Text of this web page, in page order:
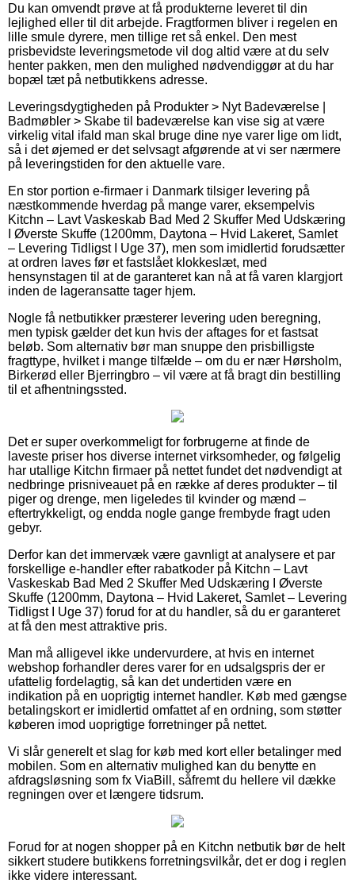
Du kan omvendt prøve at få produkterne leveret til din
lejlighed eller til dit arbejde. Fragtformen bliver i regelen en
lille smule dyrere, men tillige ret så enkel. Den mest
prisbevidste leveringsmetode vil dog altid være at du selv
henter pakken, men den mulighed nødvendiggør at du har
bopæl tæt på netbutikkens adresse.
Leveringsdygtigheden på Produkter > Nyt Badeværelse |
Badmøbler > Skabe til badeværelse kan vise sig at være
virkelig vital ifald man skal bruge dine nye varer lige om lidt,
så i det øjemed er det selvsagt afgørende at vi ser nærmere
på leveringstiden for den aktuelle vare.
En stor portion e-firmaer i Danmark tilsiger levering på
næstkommende hverdag på mange varer, eksempelvis
Kitchn – Lavt Vaskeskab Bad Med 2 Skuffer Med Udskæring
I Øverste Skuffe (1200mm, Daytona – Hvid Lakeret, Samlet
– Levering Tidligst I Uge 37), men som imidlertid forudsætter
at ordren laves før et fastslået klokkeslæt, med
hensynstagen til at de garanteret kan nå at få varen klargjort
inden de lageransatte tager hjem.
Nogle få netbutikker præsterer levering uden beregning,
men typisk gælder det kun hvis der aftages for et fastsat
beløb. Som alternativ bør man snuppe den prisbilligste
fragttype, hvilket i mange tilfælde – om du er nær Hørsholm,
Birkerød eller Bjerringbro – vil være at få bragt din bestilling
til et afhentningssted.
Det er super overkommeligt for forbrugerne at finde de
laveste priser hos diverse internet virksomheder, og følgelig
har utallige Kitchn firmaer på nettet fundet det nødvendigt at
nedbringe prisniveauet på en række af deres produkter – til
piger og drenge, men ligeledes til kvinder og mænd –
eftertrykkeligt, og endda nogle gange frembyde fragt uden
gebyr.
Derfor kan det immervæk være gavnligt at analysere et par
forskellige e-handler efter rabatkoder på Kitchn – Lavt
Vaskeskab Bad Med 2 Skuffer Med Udskæring I Øverste
Skuffe (1200mm, Daytona – Hvid Lakeret, Samlet – Levering
Tidligst I Uge 37) forud for at du handler, så du er garanteret
at få den mest attraktive pris.
Man må alligevel ikke undervurdere, at hvis en internet
webshop forhandler deres varer for en udsalgspris der er
ufattelig fordelagtig, så kan det undertiden være en
indikation på en uoprigtig internet handler. Køb med gængse
betalingskort er imidlertid omfattet af en ordning, som støtter
køberen imod uoprigtige forretninger på nettet.
Vi slår generelt et slag for køb med kort eller betalinger med
mobilen. Som en alternativ mulighed kan du benytte en
afdragsløsning som fx ViaBill, såfremt du hellere vil dække
regningen over et længere tidsrum.
Forud for at nogen shopper på en Kitchn netbutik bør de helt
sikkert studere butikkens forretningsvilkår, det er dog i reglen
ikke videre interessant.